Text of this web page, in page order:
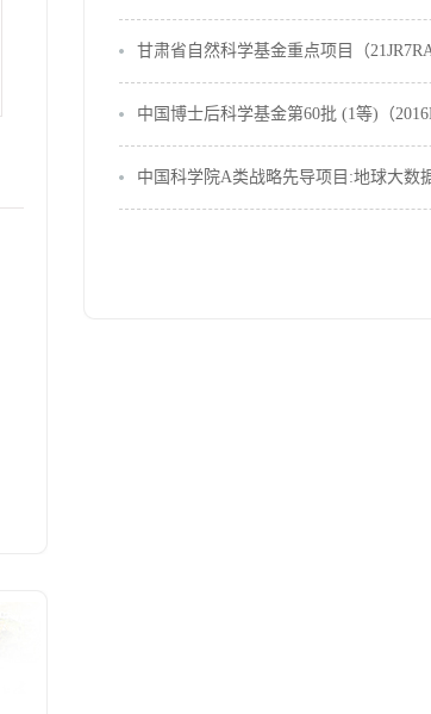
甘肃省自然科学基金重点项目（
中国博士后科学基金第60批 (1等)（
中国科学院A类战略先导项目:地球大数